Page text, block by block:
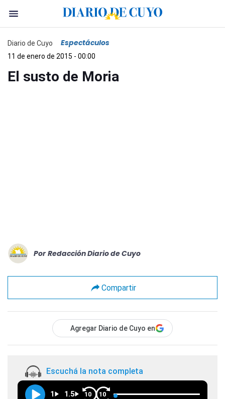
Diario de Cuyo Espectáculos
11 de enero de 2015 - 00:00
El susto de Moria
Por Redacción Diario de Cuyo
Compartir
Agregar Diario de Cuyo en
Escuchá la nota completa
1 1.5 10 10